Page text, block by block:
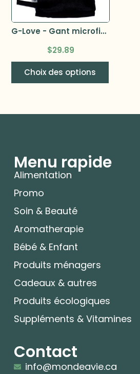
G-Love - Gant microfibre
$29.89
Choix des options
Menu rapide
Alimentation
Promo
Soin & Beauté
Aromatherapie
Bébé & Enfant
Produits ménagers
Cadeaux & autres
Produits écologiques
Suppléments & Vitamines
Contact
info@mondeavie.ca